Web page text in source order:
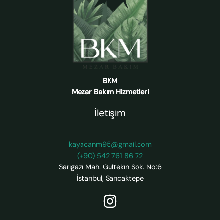
BKM
Mezar Bakım Hizmetleri
İletişim
kayacanm95@gmail.com
(+90) 542 761 86 72
Sarıgazi Mah. Gültekin Sok. No:6
İstanbul, Sancaktepe